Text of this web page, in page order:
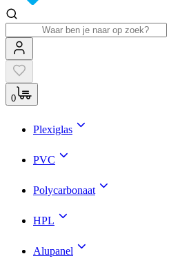
0
Plexiglas
PVC
Polycarbonaat
HPL
Alupanel